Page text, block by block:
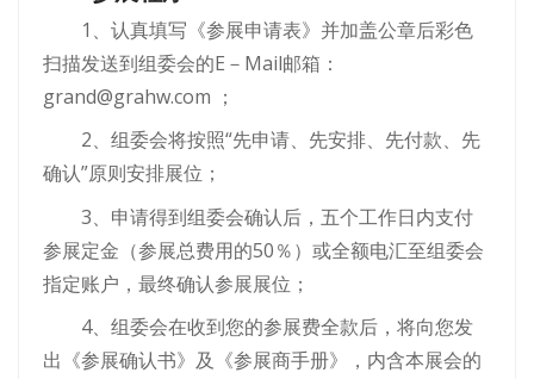
1、认真填写《参展申请表》并加盖公章后彩色
扫描发送到组委会的E－Mail邮箱：
grand@grahw.com ；
2、组委会将按照“先申请、先安排、先付款、先
确认”原则安排展位；
3、申请得到组委会确认后，五个工作日内支付
参展定金（参展总费用的50％）或全额电汇至组委会
指定账户，最终确认参展展位；
4、组委会在收到您的参展费全款后，将向您发
出《参展确认书》及《参展商手册》，内含本展会的